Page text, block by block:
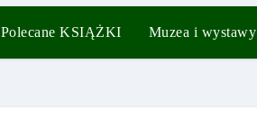
Polecane KSIĄŻKI Muzea i wystawy